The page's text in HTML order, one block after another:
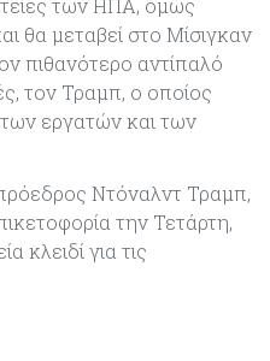
των ΗΠΑ, όμως
θα μεταβεί στο Μίσιγκαν
πιθανότερο αντίπαλό
τον Τραμπ, ο οποίος
εργατών και των
Ντόναλντ Τραμπ,
την Τετάρτη,
κλειδί για τις